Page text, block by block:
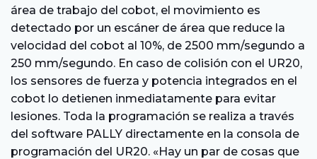
área de trabajo del cobot, el movimiento es
detectado por un escáner de área que reduce la
velocidad del cobot al 10%, de 2500 mm/segundo a
250 mm/segundo. En caso de colisión con el UR20,
los sensores de fuerza y potencia integrados en el
cobot lo detienen inmediatamente para evitar
lesiones. Toda la programación se realiza a través
del software PALLY directamente en la consola de
programación del UR20. «Hay un par de cosas que